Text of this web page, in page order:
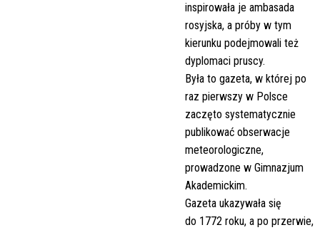
inspirowała je ambasada
rosyjska, a próby w tym
kierunku podejmowali też
dyplomaci pruscy.
Była to gazeta, w której po
raz pierwszy w Polsce
zaczęto systematycznie
publikować obserwacje
meteorologiczne,
prowadzone w Gimnazjum
Akademickim.
Gazeta ukazywała się
do 1772 roku, a po przerwie,